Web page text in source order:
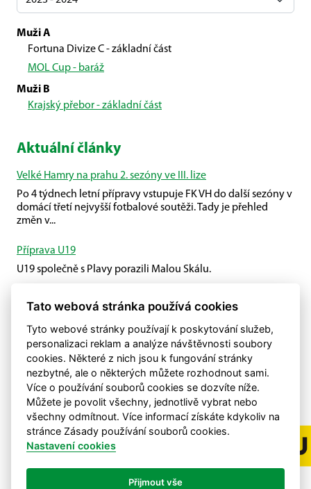
Muži A
Fortuna Divize C - základní část
MOL Cup - baráž
Muži B
Krajský přebor - základní část
Aktuální články
Velké Hamry na prahu 2. sezóny ve III. lize
Po 4 týdnech letní přípravy vstupuje FK VH do další sezóny v
domácí třetí nejvyšší fotbalové soutěži. Tady je přehled
změn v...
Příprava U19
U19 společně s Plavy porazili Malou Skálu.
První kolo 3. ČFL B je tu!
Tato webová stránka používá cookies
Tyto webové stránky používají k poskytování služeb,
personalizaci reklam a analýze návštěvnosti soubory
cookies. Některé z nich jsou k fungování stránky
nezbytné, ale o některých můžete rozhodnout sami.
Více o používání souborů cookies se dozvíte níže.
Můžete je povolit všechny, jednotlivě vybrat nebo
všechny odmítnout. Více informací získáte kdykoliv na
stránce Zásady používání souborů cookies.
Nastavení cookies
Přijmout vše